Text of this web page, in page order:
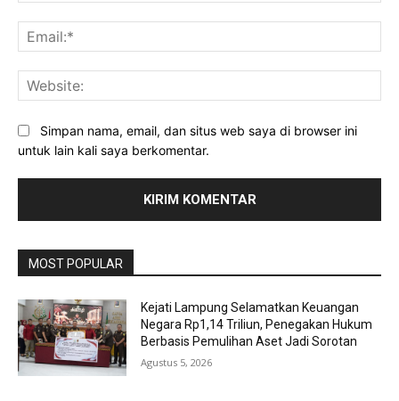
Simpan nama, email, dan situs web saya di browser ini
untuk lain kali saya berkomentar.
MOST POPULAR
Kejati Lampung Selamatkan Keuangan
Negara Rp1,14 Triliun, Penegakan Hukum
Berbasis Pemulihan Aset Jadi Sorotan
Agustus 5, 2026